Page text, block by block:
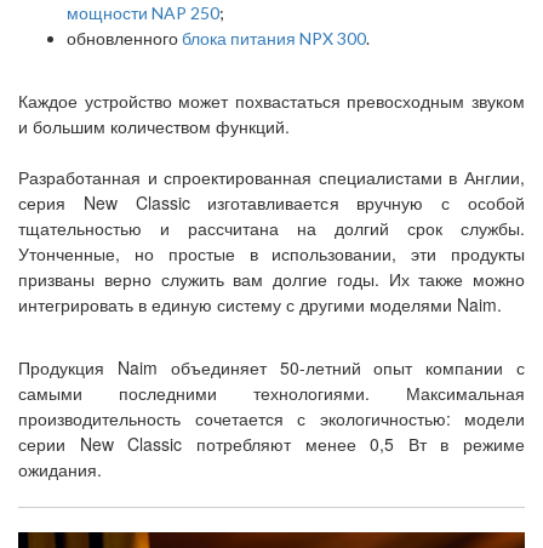
мощности NAP 250;
обновленногоблока питания NPX 300.
Каждое устройство может похвастаться превосходным звуком
и большим количеством функций.
Разработанная и спроектированная специалистами в Англии,
серия New Classic изготавливается вручную с особой
тщательностью и рассчитана на долгий срок службы.
Утонченные, но простые в использовании, эти продукты
призваны верно служить вам долгие годы. Их также можно
интегрировать в единую систему с другими моделями Naim.
Продукция Naim объединяет 50-летний опыт компании с
самыми последними технологиями. Максимальная
производительность сочетается с экологичностью: модели
серии New Classic потребляют менее 0,5 Вт в режиме
ожидания.